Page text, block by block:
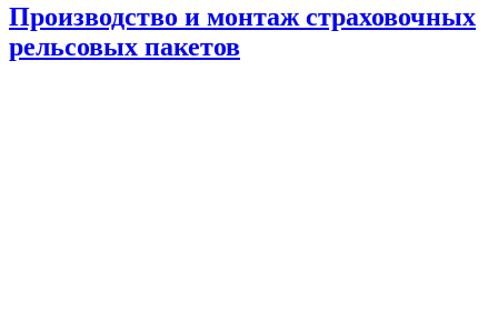
Производство и монтаж страховочных
рельсовых пакетов